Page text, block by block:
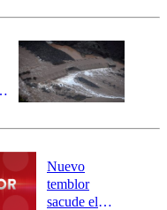
la DMC para
este viernes
Nuevo
temblor
sacude el